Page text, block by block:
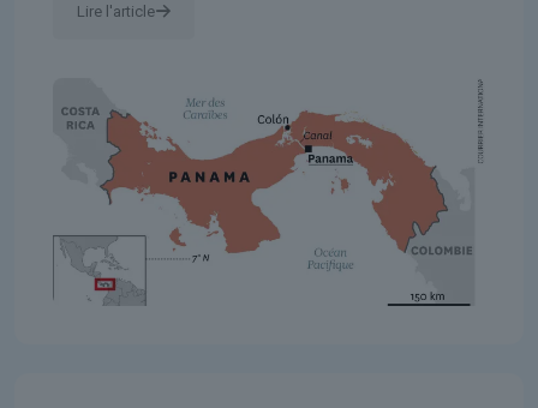
Lire l'article